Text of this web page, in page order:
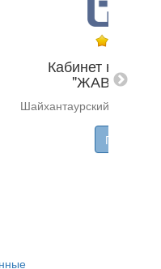
Кабинет
"ЖАВОХИР-
Шайхантаурский р-н, ул.
Перейти